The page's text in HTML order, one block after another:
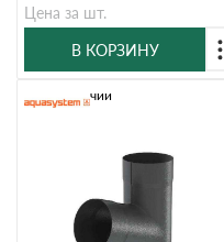
Цена за шт.
В КОРЗИНУ
В наличии